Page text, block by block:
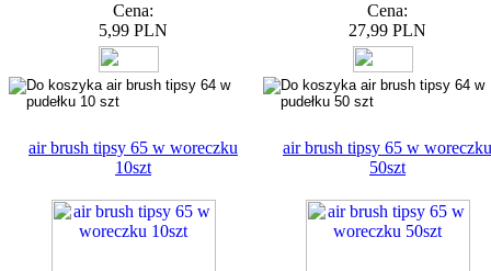
Cena:
5,99 PLN
Cena:
27,99 PLN
air brush tipsy 65 w woreczku
10szt
air brush tipsy 65 w woreczku
50szt